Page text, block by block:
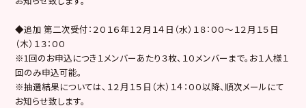
◆追加 第二次受付：２０１６年１２月１４日（水）１８：００～１２月１５日
（木）１３：００
※1回のお申込につき１メンバーあたり３枚、１０メンバーまで。お１人様１
回のみ申込可能。
※抽選結果については、１２月１５日（木）１４：００以降、順次メールにて
お知らせ致します。